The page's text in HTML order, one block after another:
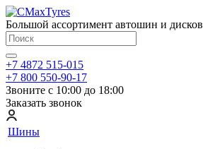
Большой ассортимент автошин и дисков
+7 4872 515-015
+7 800 550-90-17
Звоните с 10:00 до 18:00
Заказать звонок
Шины